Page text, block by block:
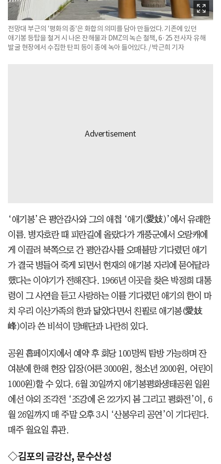
전망대 부근의 '평화의 종'은 화합의 의미를 담아 만들었다. 기존에 있던
애기봉 등탑을 철거 시 나온 잔해물과 DMZ의 녹슨 철책, 6·25 전사자 유해
발굴 현장에서 수집한 탄피 등이 종에 녹아 들어있다. / 박근희 기자
‘애기봉’은 평안감사와 그의 애첩 ‘애기(愛妓)’에서 유래한
이름. 병자호란 때 피란길에 올랐다가 개풍군에서 오랑캐에
게 이끌려 북쪽으로 간 평안감사를 오매불망 기다렸던 애기
가 결국 병들어 죽게 되면서 현재의 애기봉 자리에 묻어달라
했다는 이야기가 전해진다. 1966년 이곳을 찾은 박정희 대통
령이 그 사연을 듣고 사랑하는 이를 기다렸던 애기의 한이 마
치 우리 이산가족의 한과 닮았다면서 친필로 애기봉(愛妓
峰)이라 쓴 비석이 망배단과 나란히 있다.
공원 홈페이지에서 예약 후 회당 100명씩 탐방 가능하며 잔
여분에 한해 현장 입장(어른 3000원, 청소년 2000원, 어린이
1000원)할 수 있다. 6월 30일까지 애기봉평화생태공원 일원
에선 야외 조각전 ‘조강에 온 22가지 봄 그리고 평화전’이, 6
월 26일까지 매 주말 오후 3시 ‘산봉우리 공연’이 기다린다.
매주 월요일 휴관.
◇김포의 금강산, 문수산성